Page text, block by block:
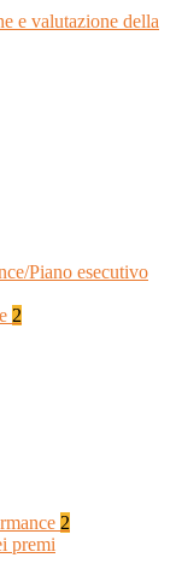
e valutazione della
Piano esecutivo
2
2
premi